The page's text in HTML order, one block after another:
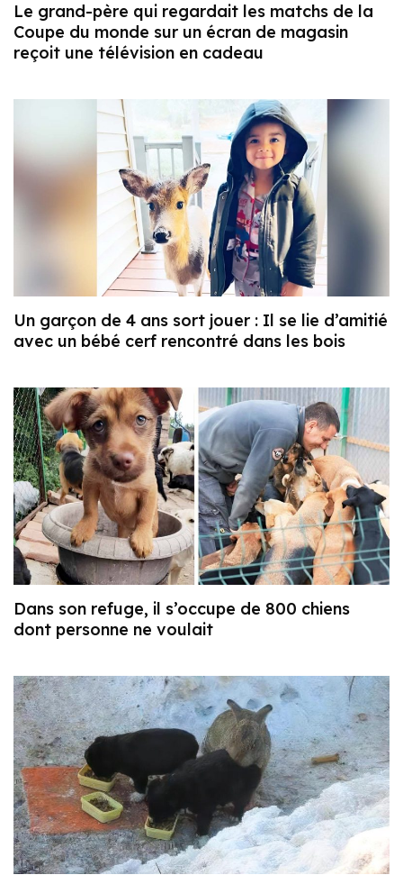
Le grand-père qui regardait les matchs de la
Coupe du monde sur un écran de magasin
reçoit une télévision en cadeau
Un garçon de 4 ans sort jouer : Il se lie d’amitié
avec un bébé cerf rencontré dans les bois
Dans son refuge, il s’occupe de 800 chiens
dont personne ne voulait